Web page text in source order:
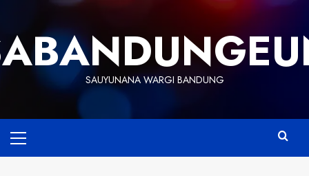
content
SAUYUNANA WARGI BANDUNG
Menu